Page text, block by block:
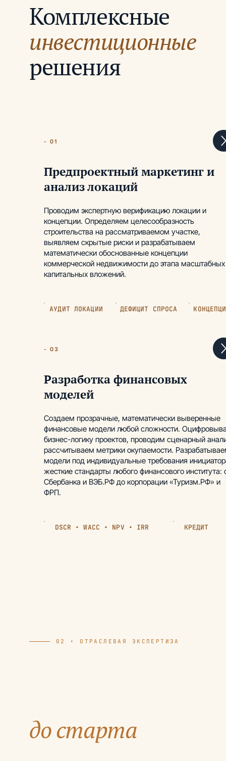
Комплексные
инвестиционные
решения
- 01
Предпроектный маркетинг и
анализ локаций
Проводим экспертную верификацию локации и
концепции. Определяем целесообразность
строительства на рассматриваемом участке,
выявляем скрытые риски и разрабатываем
математически обоснованные концепции
коммерческой недвижимости до этапа масштабных
капитальных вложений.
АУДИТ ЛОКАЦИИ ДЕФИЦИТ СПРОСА
- 03
Разработка финансовых
моделей
Создаем прозрачные, математически выверенные
финансовые модели любой сложности.
бизнес-логику проектов, проводим сценарный
рассчитываем метрики окупаемости.
модели под индивидуальные требования
жесткие стандарты любого финансового института:
Сбербанка и ВЭБ.РФ до корпорации «Туризм.РФ» и
ФРП.
DSCR • WACC • NPV • IRR КРЕДИТ
02 • ОТРАСЛЕВАЯ ЭКСПЕРТИЗА
до старта